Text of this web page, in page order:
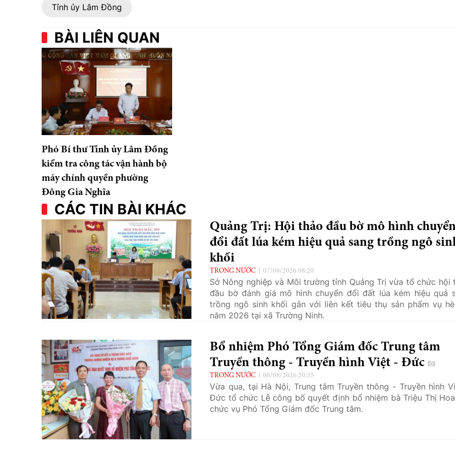
Tỉnh ủy Lâm Đồng
BÀI LIÊN QUAN
Phó Bí thư Tỉnh ủy Lâm Đồng
kiểm tra công tác vận hành bộ
máy chính quyền phường
Đông Gia Nghĩa
CÁC TIN BÀI KHÁC
Quảng Trị: Hội thảo đầu bờ mô hình
đổi đất lúa kém hiệu quả sang trồng ngô
khối
TRONG NƯỚC 07/08/2026 08:20
Sở Nông nghiệp và Môi trường tỉnh Quảng Trị vừa tổ chức hội
đầu bờ đánh giá mô hình chuyển đổi đất lúa kém hiệu quả
trồng ngô sinh khối gắn với liên kết tiêu thụ sản phẩm vụ
năm 2026 tại xã Trường Ninh.
Bổ nhiệm Phó Tổng Giám đốc Trung tâm
Truyền thông - Truyền hình Việt - Đức
TRONG NƯỚC 06/08/2026 20:35
Vừa qua, tại Hà Nội, Trung tâm Truyền thông - Truyền hình
Đức tổ chức Lễ công bố quyết định bổ nhiệm bà Triệu Thị
chức vụ Phó Tổng Giám đốc Trung tâm.